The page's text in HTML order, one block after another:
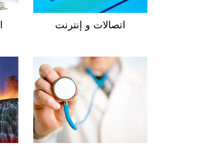
اتصالات و إنترنت